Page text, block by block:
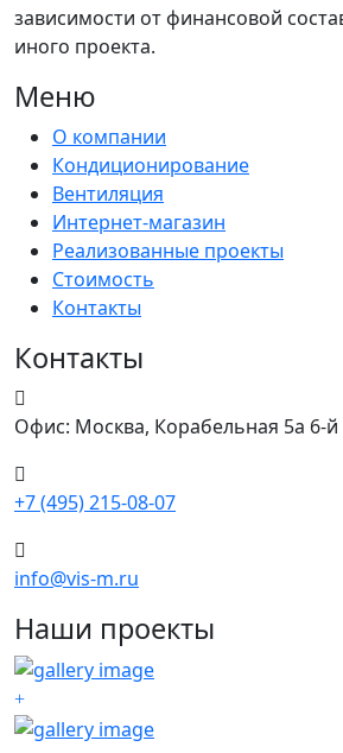
зависимости от финансовой
иного проекта.
Меню
О компании
Кондиционирование
Вентиляция
Интернет-магазин
Реализованные проекты
Стоимость
Контакты
Контакты
Офис: Москва, Корабельная 5а 6-
+7 (495) 215-08-07
info@vis-m.ru
Наши проекты